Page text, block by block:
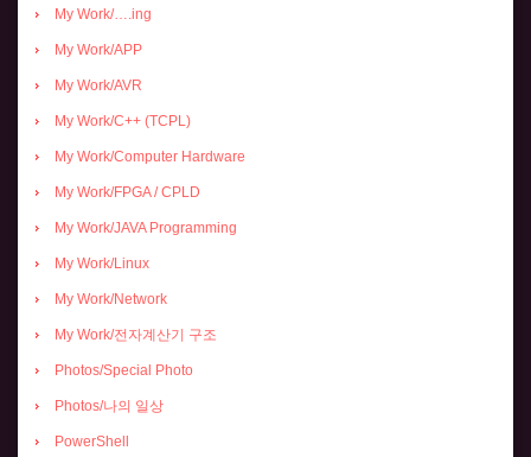
My Work/….ing
My Work/APP
My Work/AVR
My Work/C++ (TCPL)
My Work/Computer Hardware
My Work/FPGA / CPLD
My Work/JAVA Programming
My Work/Linux
My Work/Network
My Work/전자계산기 구조
Photos/Special Photo
Photos/나의 일상
PowerShell